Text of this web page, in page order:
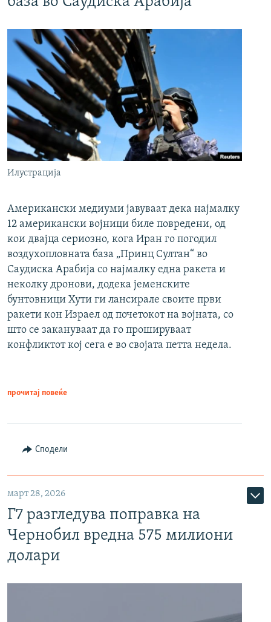
Илустрација
Американски медиуми јавуваат дека најмалку
12 американски војници биле повредени, од
кои двајца сериозно, кога Иран го погодил
воздухопловната база „Принц Султан“ во
Саудиска Арабија со најмалку една ракета и
неколку дронови, додека јеменските
бунтовници Хути ги лансирале своите први
ракети кон Израел од почетокот на војната, со
што се закануваат да го прошируваат
конфликтот кој сега е во својата петта недела.
прочитај повеќе
Сподели
март 28, 2026
Г7 разгледува поправка на
Чернобил вредна 575 милиони
долари